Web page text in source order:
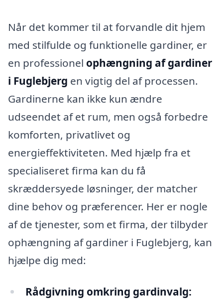
Når det kommer til at forvandle dit hjem
med stilfulde og funktionelle gardiner, er
en professionel ophængning af gardiner
i Fuglebjerg en vigtig del af processen.
Gardinerne kan ikke kun ændre
udseendet af et rum, men også forbedre
komforten, privatlivet og
energieffektiviteten. Med hjælp fra et
specialiseret firma kan du få
skræddersyede løsninger, der matcher
dine behov og præferencer. Her er nogle
af de tjenester, som et firma, der tilbyder
ophængning af gardiner i Fuglebjerg, kan
hjælpe dig med:
Rådgivning omkring gardinvalg: